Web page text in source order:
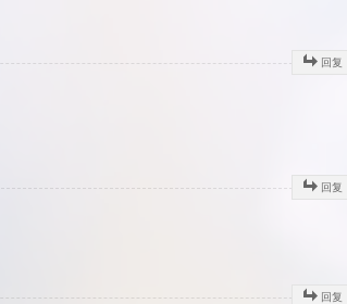
回复
回复
回复